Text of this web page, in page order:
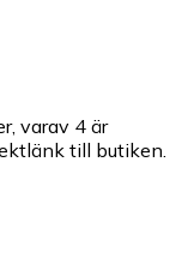
varav 4 är
till butiken.